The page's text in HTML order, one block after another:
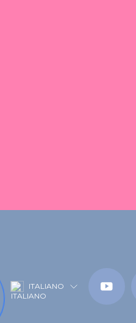
ITALIANO